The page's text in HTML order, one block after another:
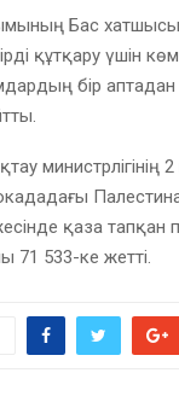
Бас
құтқару үшін
бір аптадан
қаза тапқан
71 533-ке жетті.